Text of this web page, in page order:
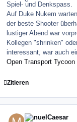
Spiel- und Denkspass.
Auf Duke Nukem
der beste Shooter
lustiger Abend war
Kollegen "shrinken"
interessant, war auch
Open Transport Tycoon
Zitieren
ManuelCaesar